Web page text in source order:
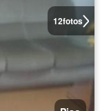
12fotos